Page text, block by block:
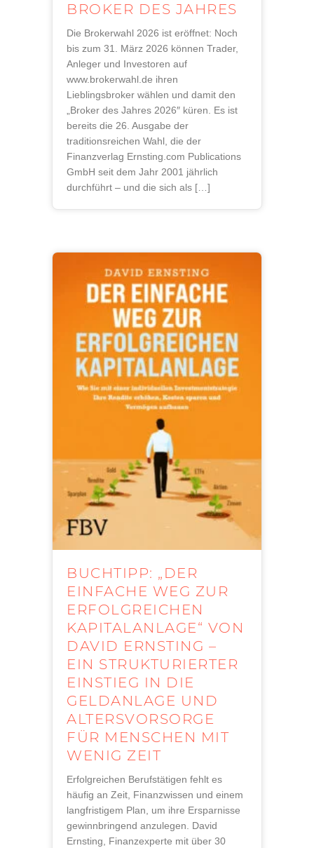
ROKER DES JAHRES
Die Brokerwahl 2026 ist eröffnet: Noch
bis zum 31. März 2026 können Trader,
Anleger und Investoren auf
www.brokerwahl.de ihren
Lieblingsbroker wählen und damit den
„Broker des Jahres 2026″ küren. Es ist
bereits die 26. Ausgabe der
traditionsreichen Wahl, die der
Finanzverlag Ernsting.com Publications
GmbH seit dem Jahr 2001 jährlich
durchführt – und die sich als […]
BUCHTIPP: „DER
EINFACHE WEG ZUR
ERFOLGREICHEN
KAPITALANLAGE“ VON
DAVID ERNSTING –
EIN STRUKTURIERTER
EINSTIEG IN DIE
GELDANLAGE UND
ALTERSVORSORGE
FÜR MENSCHEN MIT
WENIG ZEIT
Erfolgreichen Berufstätigen fehlt es
häufig an Zeit, Finanzwissen und einem
langfristigem Plan, um ihre Ersparnisse
gewinnbringend anzulegen. David
Ernsting, Finanzexperte mit über 30